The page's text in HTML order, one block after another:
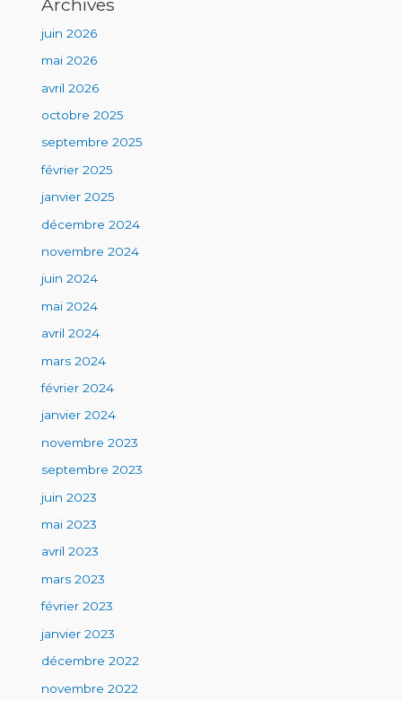
juin 2026
mai 2026
avril 2026
octobre 2025
septembre 2025
février 2025
janvier 2025
décembre 2024
novembre 2024
juin 2024
mai 2024
avril 2024
mars 2024
février 2024
janvier 2024
novembre 2023
septembre 2023
juin 2023
mai 2023
avril 2023
mars 2023
février 2023
janvier 2023
décembre 2022
novembre 2022